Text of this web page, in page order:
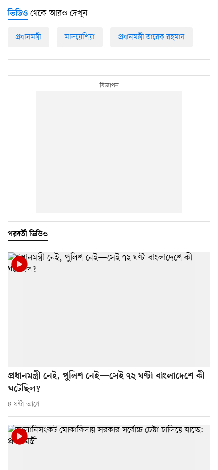
ভিডিও থেকে আরও দেখুন
প্রধানমন্ত্রী মালয়েশিয়া প্রধানমন্ত্রী তারেক রহমান
পরবর্তী ভিডিও
প্রধানমন্ত্রী নেই, পুলিশ নেই—সেই ৭২ ঘণ্টা বাংলাদেশে কী
ঘটেছিল?
৪ ঘণ্টা আগে